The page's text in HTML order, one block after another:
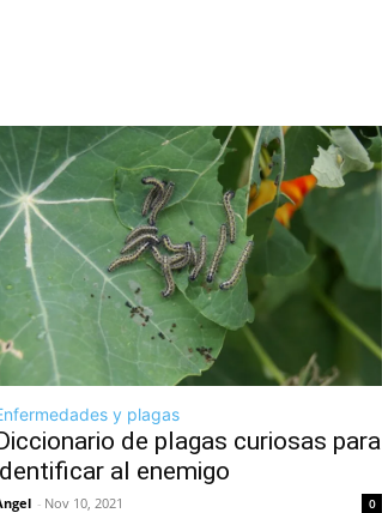
y plagas
de plagas curiosas para
al enemigo
- Nov 10, 2021 0